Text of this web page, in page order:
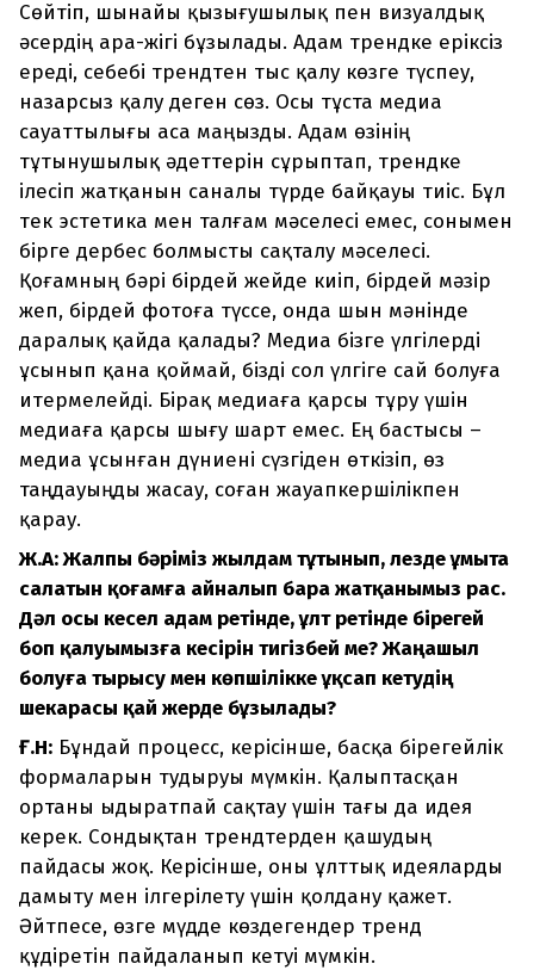
Сөйтіп, шынайы қызығушылық пен визуалдық
әсердің ара-жігі бұзылады. Адам трендке еріксіз
ереді, себебі трендтен тыс қалу көзге түспеу,
назарсыз қалу деген сөз. Осы тұста медиа
сауаттылығы аса маңызды. Адам өзінің
тұтынушылық әдеттерін сұрыптап, трендке
ілесіп жатқанын саналы түрде байқауы тиіс. Бұл
тек эстетика мен талғам мәселесі емес, сонымен
бірге дербес болмысты сақталу мәселесі.
Қоғамның бәрі бірдей жейде киіп, бірдей мәзір
жеп, бірдей фотоға түссе, онда шын мәнінде
даралық қайда қалады? Медиа бізге үлгілерді
ұсынып қана қоймай, бізді сол үлгіге сай болуға
итермелейді. Бірақ медиаға қарсы тұру үшін
медиаға қарсы шығу шарт емес. Ең бастысы –
медиа ұсынған дүниені сүзгіден өткізіп, өз
таңдауыңды жасау, соған жауапкершілікпен
қарау.
Ж.А: Жалпы бәріміз жылдам тұтынып, лезде ұмыта
салатын қоғамға айналып бара жатқанымыз рас.
Дәл осы кесел адам ретінде, ұлт ретінде бірегей
боп қалуымызға кесірін тигізбей ме? Жаңашыл
болуға тырысу мен көпшілікке ұқсап кетудің
шекарасы қай жерде бұзылады?
Ғ.Н: Бұндай процесс, керісінше, басқа бірегейлік
формаларын тудыруы мүмкін. Қалыптасқан
ортаны ыдыратпай сақтау үшін тағы да идея
керек. Сондықтан трендтерден қашудың
пайдасы жоқ. Керісінше, оны ұлттық идеяларды
дамыту мен ілгерілету үшін қолдану қажет.
Әйтпесе, өзге мүдде көздегендер тренд
құдіретін пайдаланып кетуі мүмкін.